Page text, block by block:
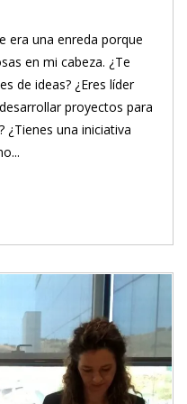
era una enreda porque
en mi cabeza. ¿Te
de ideas? ¿Eres líder
proyectos para
¿Tienes una iniciativa